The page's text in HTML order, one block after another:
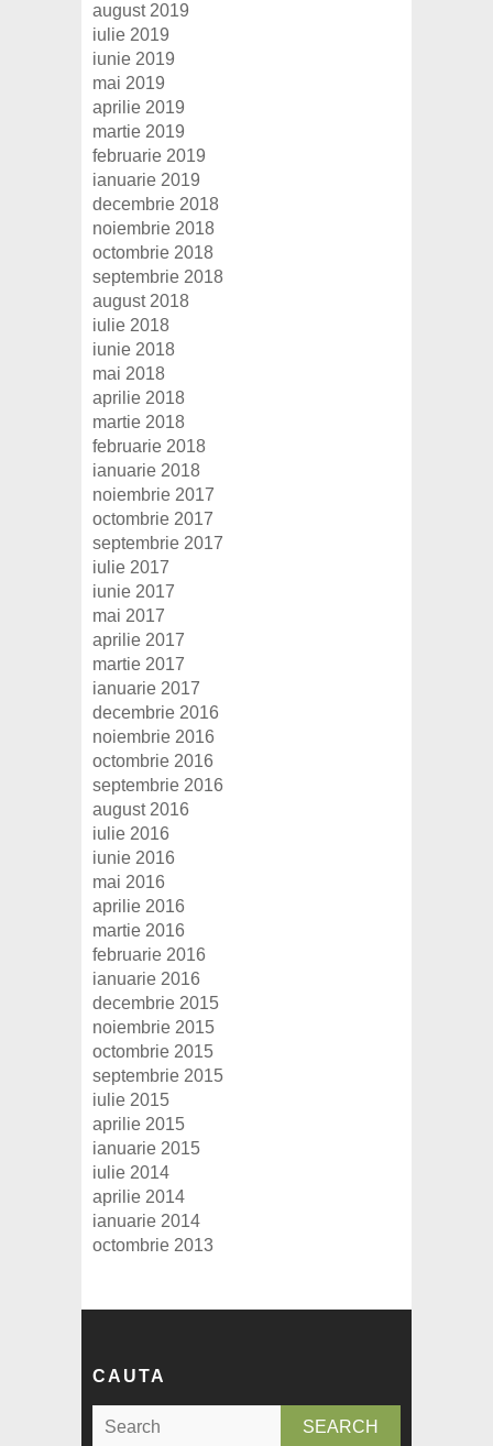
august 2019
iulie 2019
iunie 2019
mai 2019
aprilie 2019
martie 2019
februarie 2019
ianuarie 2019
decembrie 2018
noiembrie 2018
octombrie 2018
septembrie 2018
august 2018
iulie 2018
iunie 2018
mai 2018
aprilie 2018
martie 2018
februarie 2018
ianuarie 2018
noiembrie 2017
octombrie 2017
septembrie 2017
iulie 2017
iunie 2017
mai 2017
aprilie 2017
martie 2017
ianuarie 2017
decembrie 2016
noiembrie 2016
octombrie 2016
septembrie 2016
august 2016
iulie 2016
iunie 2016
mai 2016
aprilie 2016
martie 2016
februarie 2016
ianuarie 2016
decembrie 2015
noiembrie 2015
octombrie 2015
septembrie 2015
iulie 2015
aprilie 2015
ianuarie 2015
iulie 2014
aprilie 2014
ianuarie 2014
octombrie 2013
CAUTA